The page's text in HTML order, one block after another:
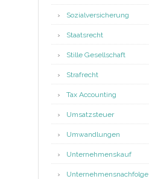
Sozialversicherung
Staatsrecht
Stille Gesellschaft
Strafrecht
Tax Accounting
Umsatzsteuer
Umwandlungen
Unternehmenskauf
Unternehmensnachfolge